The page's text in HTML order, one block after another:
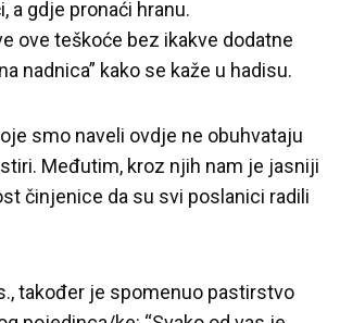
a gdje pronaći hranu.
ove teškoće bez ikakve dodatne
nadnica” kako se kaže u hadisu.
smo naveli ovdje ne obuhvataju
Međutim, kroz njih nam je jasniji
činjenice da su svi poslanici radili
također je spomenuo pastirstvo